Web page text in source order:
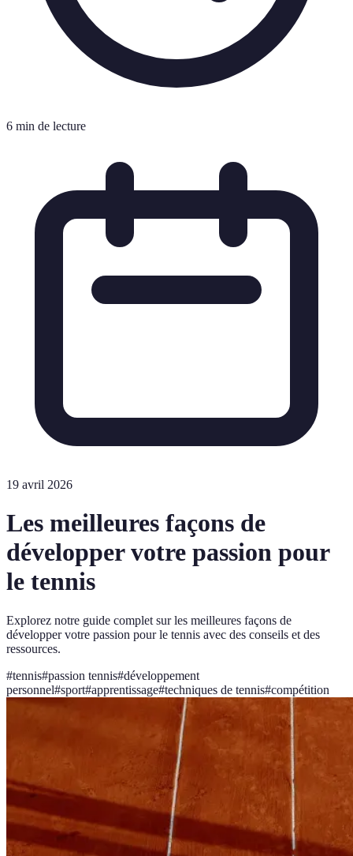
6 min de lecture
19 avril 2026
Les meilleures façons de
développer votre passion pour
le tennis
Explorez notre guide complet sur les meilleures façons de
développer votre passion pour le tennis avec des conseils et des
ressources.
#tennis#passion tennis#développement
personnel#sport#apprentissage#techniques de tennis#compétition